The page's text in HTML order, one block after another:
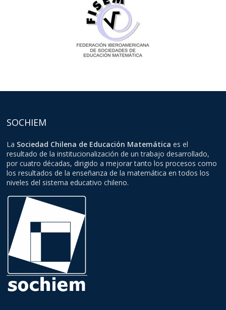
SOCHIEM
La Sociedad Chilena de Educación Matemática es el
resultado de la institucionalización de un trabajo desarrollado,
por cuatro décadas, dirigido a mejorar tanto los procesos como
los resultados de la enseñanza de la matemática en todos los
niveles del sistema educativo chileno.